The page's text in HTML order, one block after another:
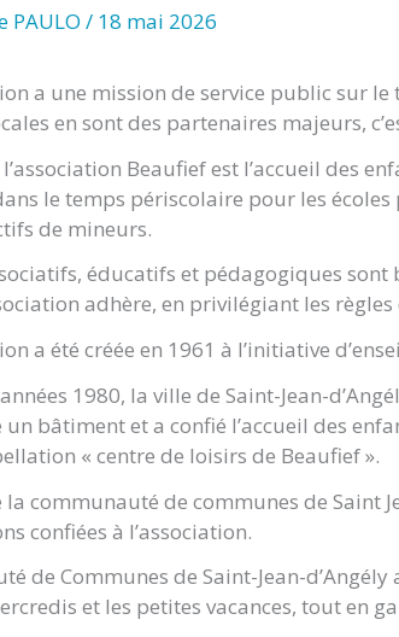
(17777)
PAULO / 18 mai 2026
a une mission de service public sur
en sont des partenaires majeurs,
Beaufief est l’accueil des
le temps périscolaire pour les
de mineurs.
éducatifs et pédagogiques
adhère, en privilégiant les
a été créée en 1961 à l’initiative
1980, la ville de Saint-Jean-
bâtiment et a confié l’accueil des
« centre de loisirs de Beaufief ».
communauté de communes de Saint
confiées à l’association.
de Communes de Saint-Jean-
et les petites vacances, tout